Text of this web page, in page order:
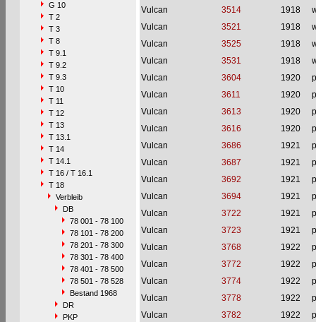
G 10
T 2
T 3
T 8
T 9.1
T 9.2
T 9.3
T 10
T 11
T 12
T 13
T 13.1
T 14
T 14.1
T 16 / T 16.1
T 18
Verbleib
DB
78 001 - 78 100
78 101 - 78 200
78 201 - 78 300
78 301 - 78 400
78 401 - 78 500
78 501 - 78 528
Bestand 1968
DR
PKP
Vulcan
3514 1918
Vulcan
3521 1918
Vulcan
3525 1918
Vulcan
3531 1918
Vulcan
3604 1920
Vulcan
3611 1920
Vulcan
3613 1920
Vulcan
3616 1920
Vulcan
3686 1921
Vulcan
3687 1921
Vulcan
3692 1921
Vulcan
3694 1921
Vulcan
3722 1921
Vulcan
3723 1921
Vulcan
3768 1922
Vulcan
3772 1922
Vulcan
3774 1922
Vulcan
3778 1922
Vulcan
3782 1922